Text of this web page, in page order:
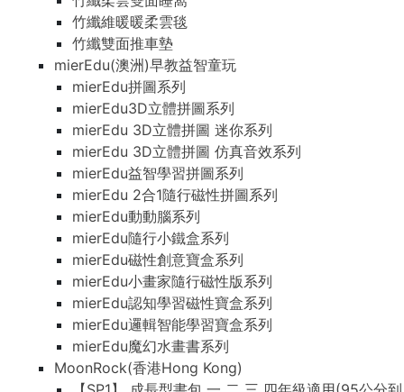
竹纖維暖暖柔雲毯
竹纖雙面推車墊
mierEdu(澳洲)早教益智童玩
mierEdu拼圖系列
mierEdu3D立體拼圖系列
mierEdu 3D立體拼圖 迷你系列
mierEdu 3D立體拼圖 仿真音效系列
mierEdu益智學習拼圖系列
mierEdu 2合1隨行磁性拼圖系列
mierEdu動動腦系列
mierEdu隨行小鐵盒系列
mierEdu磁性創意寶盒系列
mierEdu小畫家隨行磁性版系列
mierEdu認知學習磁性寶盒系列
mierEdu邏輯智能學習寶盒系列
mierEdu魔幻水畫書系列
MoonRock(香港Hong Kong)